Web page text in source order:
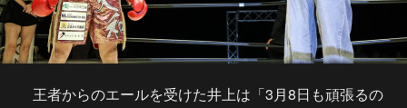
王者からのエールを受けた井上は「3月8日も頑張るの